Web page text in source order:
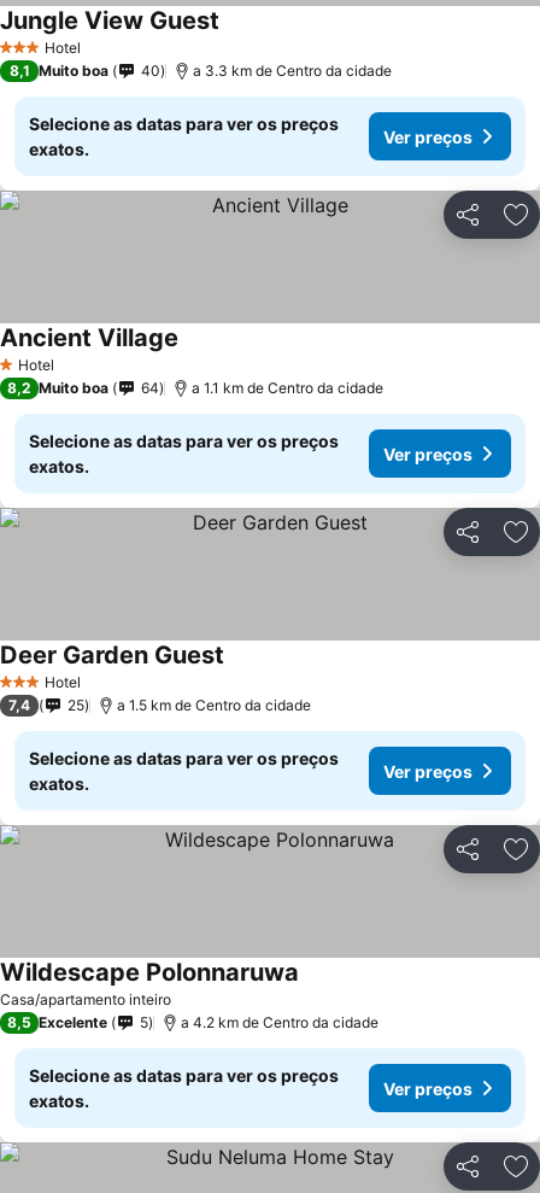
3 EstrelasHotel
Jungle View Guest
8,1 Muito boa 40 a 3.3 km de Centro da cidade
Selecione as datas para ver os preços
exatos.
Ver preços
Partilhar
1 Estrelas
Hotel
Ancient Village
8,2 Muito boa 64 a 1.1 km de Centro da cidade
Selecione as datas para ver os preços
exatos.
Ver preços
Partilhar
3 EstrelasHotel
Deer Garden Guest
7,4 25 a 1.5 km de Centro da cidade
Selecione as datas para ver os preços
exatos.
Ver preços
Partilhar
Casa/apartamento inteiro
Wildescape Polonnaruwa
8,5 Excelente 5 a 4.2 km de Centro da cidade
Selecione as datas para ver os preços
exatos.
Ver preços
Partilhar